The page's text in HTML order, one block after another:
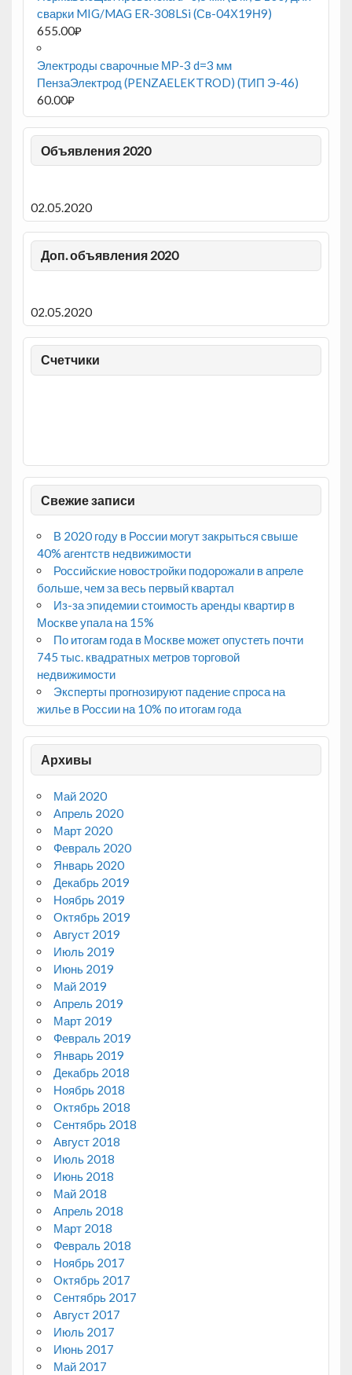
сварки MIG/MAG ER-308LSi (Св-04Х19Н9)
655.00₽
Электроды сварочные МР-3 d=3 мм
ПензаЭлектрод (PENZAELEKTROD) (ТИП Э-46)
60.00₽
Объявления 2020
02.05.2020
Доп. объявления 2020
02.05.2020
Счетчики
Свежие записи
В 2020 году в России могут закрыться свыше
40% агентств недвижимости
Российские новостройки подорожали в апреле
больше, чем за весь первый квартал
Из-за эпидемии стоимость аренды квартир в
Москве упала на 15%
По итогам года в Москве может опустеть почти
745 тыс. квадратных метров торговой
недвижимости
Эксперты прогнозируют падение спроса на
жилье в России на 10% по итогам года
Архивы
Май 2020
Апрель 2020
Март 2020
Февраль 2020
Январь 2020
Декабрь 2019
Ноябрь 2019
Октябрь 2019
Август 2019
Июль 2019
Июнь 2019
Май 2019
Апрель 2019
Март 2019
Февраль 2019
Январь 2019
Декабрь 2018
Ноябрь 2018
Октябрь 2018
Сентябрь 2018
Август 2018
Июль 2018
Июнь 2018
Май 2018
Апрель 2018
Март 2018
Февраль 2018
Ноябрь 2017
Октябрь 2017
Сентябрь 2017
Август 2017
Июль 2017
Июнь 2017
Май 2017